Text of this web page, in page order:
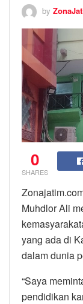
by
0
SHARES
Muhdlor Ali
yang ada di
dalam dunia
“Saya
pendidikan